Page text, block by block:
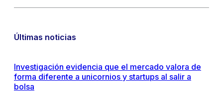
Últimas noticias
Investigación evidencia que el mercado valora de
forma diferente a unicornios y startups al salir a
bolsa